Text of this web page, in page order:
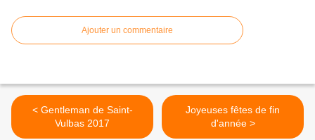
Ajouter un commentaire
< Gentleman de Saint-
Vulbas 2017
Joyeuses fêtes de fin
d'année >